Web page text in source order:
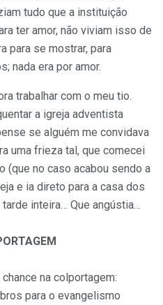
tudo que a instituição
ter amor, não viviam isso de
para se mostrar, para
nada era por amor.
trabalhar com o meu tio.
a igreja adventista
se alguém me convidava
uma frieza tal, que comecei
(que no caso acabou sendo a
e ia direto para a casa dos
inteira… Que angústia…
na colportagem:
para o evangelismo